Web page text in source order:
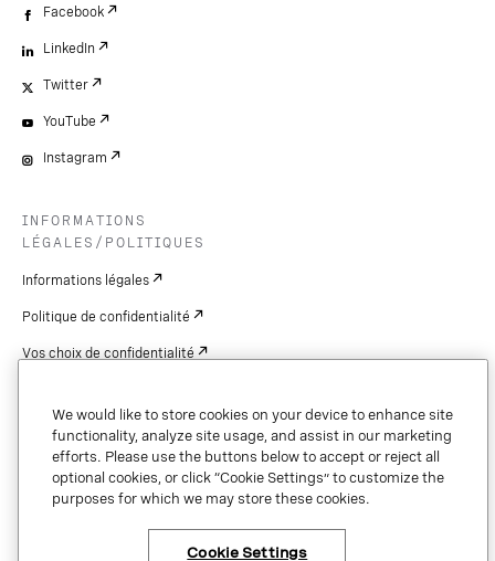
Facebook
LinkedIn
Twitter
YouTube
Instagram
INFORMATIONS
LÉGALES/POLITIQUES
Informations légales
Politique de confidentialité
Vos choix de confidentialité
droits d'auteur
Sécurité et confiance
We would like to store cookies on your device to enhance site
functionality, analyze site usage, and assist in our marketing
efforts. Please use the buttons below to accept or reject all
optional cookies, or click “Cookie Settings” to customize the
purposes for which we may store these cookies.
Cookie Settings